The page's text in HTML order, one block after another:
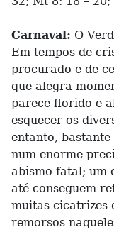
Carnaval: O
Em tempos de
procurado e de
que alegra
parece florido e
esquecer os
entanto,
num enorme
abismo fatal; um
até conseguem
muitas cicatrizes
remorsos